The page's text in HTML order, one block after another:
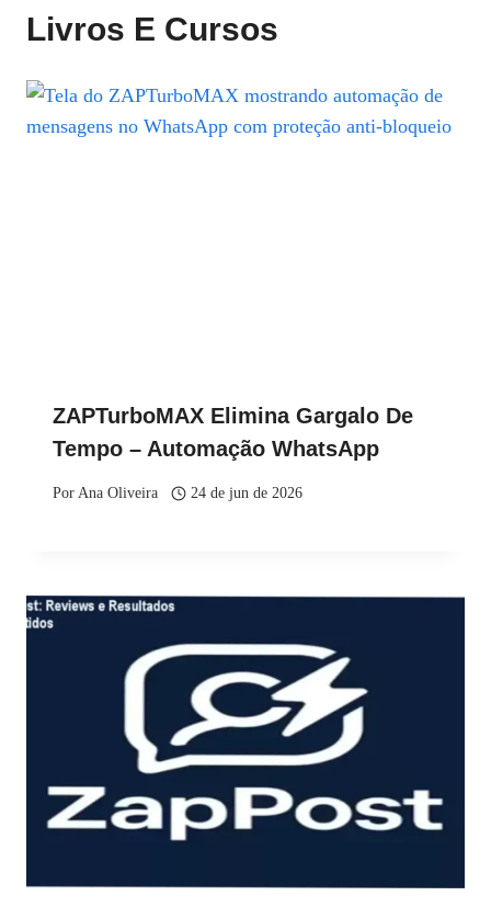
Livros E Cursos
ZAPTurboMAX Elimina Gargalo De
Tempo – Automação WhatsApp
PorAna Oliveira 24 de jun de 2026